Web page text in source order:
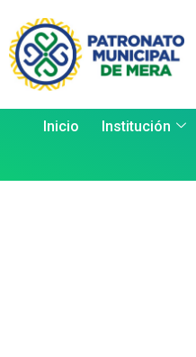
Inicio Institución